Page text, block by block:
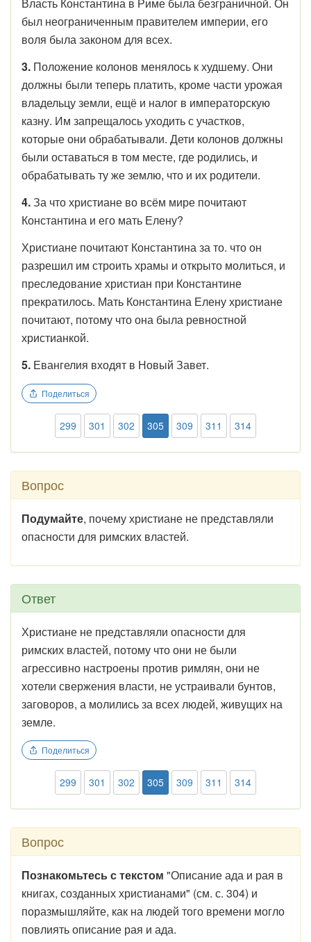
был неограниченным правителем империи, его
воля была законом для всех.
3. Положение колонов менялось к худшему. Они
должны были теперь платить, кроме части урожая
владельцу земли, ещё и налог в императорскую
казну. Им запрещалось уходить с участков,
которые они обрабатывали. Дети колонов должны
были оставаться в том месте, где родились, и
обрабатывать ту же землю, что и их родители.
4.За что христиане во всём мире почитают
Константина и его мать Елену?
Христиане почитают Константина за то. что он
разрешил им строить храмы и открыто молиться, и
преследование христиан при Константине
прекратилось. Мать Константина Елену христиане
почитают, потому что она была ревностной
христианкой.
5. Евангелия входят в Новый Завет.
Поделиться
299 301 302 305 309 311 314
Вопрос
Подумайте, почему христиане не представляли
опасности для римских властей.
Ответ
Христиане не представляли опасности для
римских властей, потому что они не были
агрессивно настроены против римлян, они не
хотели свержения власти, не устраивали бунтов,
заговоров, а молились за всех людей, живущих на
земле.
Поделиться
299 301 302 305 309 311 314
Вопрос
Познакомьтесь с текстом "Описание ада и рая в
книгах, созданных христианами" (см. с. 304) и
поразмышляйте, как на людей того времени могло
повлиять описание рая и ада.